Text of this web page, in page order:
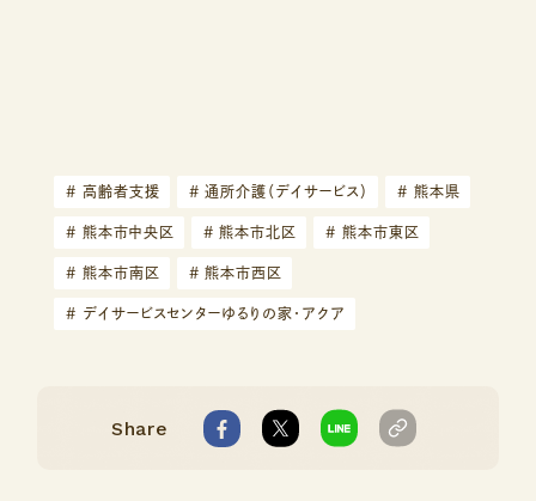
# 高齢者支援 # 通所介護（デイサービス） # 熊本県
# 熊本市中央区 # 熊本市北区 # 熊本市東区
# 熊本市南区 # 熊本市西区
# デイサービスセンターゆるりの家・アクア
Share